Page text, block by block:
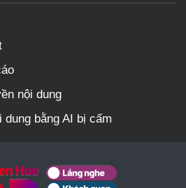
nội dung
bằng AI bị cấm